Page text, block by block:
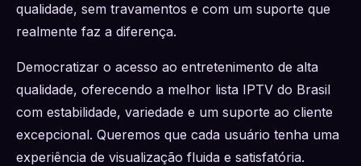
qualidade, sem travamentos e com um suporte que
realmente faz a diferença.
Democratizar o acesso ao entretenimento de alta
qualidade, oferecendo a melhor lista IPTV do Brasil
com estabilidade, variedade e um suporte ao cliente
excepcional. Queremos que cada usuário tenha uma
experiência de visualização fluida e satisfatória.